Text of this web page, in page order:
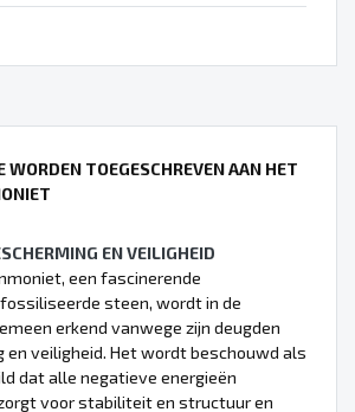
WORDEN TOEGESCHREVEN AAN HET
EN VEILIGHEID
een fascinerende
steen, wordt in de
erkend vanwege zijn deugden
en veiligheid. Het wordt beschouwd als
dat alle negatieve energieën
voor stabiliteit en structuur en